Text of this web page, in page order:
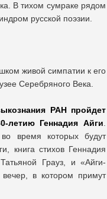
В тихом сумраке рядом
русской поэзии.
живой симпатии к его
Серебряного Века.
РАН пройдет
летию Геннадия Айги
время которых будут
книга стихов Геннадия
Грауз, и «Айги-
вечер, в котором примут